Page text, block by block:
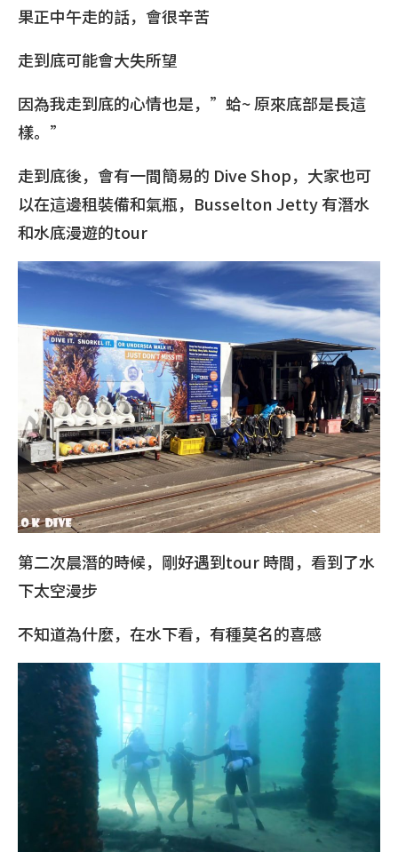
果正中午走的話，會很辛苦
走到底可能會大失所望
因為我走到底的心情也是，”蛤~ 原來底部是長這
樣。”
走到底後，會有一間簡易的 Dive Shop，大家也可
以在這邊租裝備和氣瓶，Busselton Jetty 有潛水
和水底漫遊的tour
第二次晨潛的時候，剛好遇到tour 時間，看到了水
下太空漫步
不知道為什麼，在水下看，有種莫名的喜感